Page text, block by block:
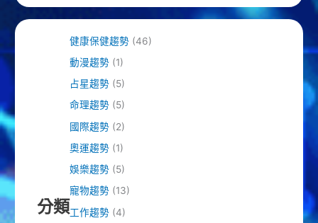
分類
健康保健趨勢(46)
動漫趨勢(1)
占星趨勢(5)
命理趨勢(5)
國際趨勢(2)
奧運趨勢(1)
娛樂趨勢(5)
寵物趨勢(13)
工作趨勢(4)